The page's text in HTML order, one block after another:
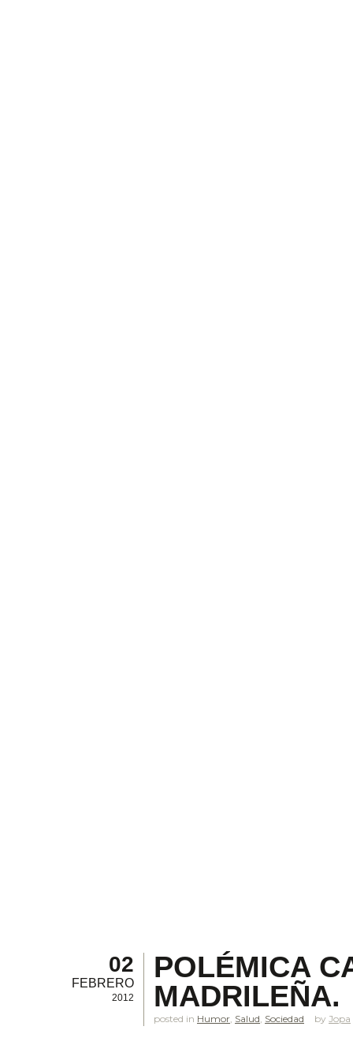
02
FEBRERO
2012
POLÉMICA
MADRILEÑA.
posted in Humor Salud Sociedad Jopa